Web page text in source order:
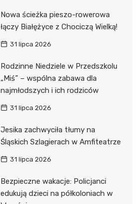
Nowa ścieżka pieszo-rowerowa
łączy Białężyce z Chociczą Wielką!
31 lipca 2026
Rodzinne Niedziele w Przedszkolu
„Miś” – wspólna zabawa dla
najmłodszych i ich rodziców
31 lipca 2026
Jesika zachwyciła tłumy na
Śląskich Szlagierach w Amfiteatrze
31 lipca 2026
Bezpieczne wakacje: Policjanci
edukują dzieci na półkoloniach w